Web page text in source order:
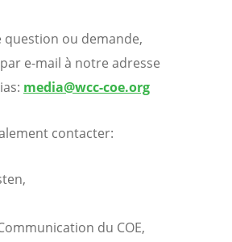
ou demande,
e-mail à notre adresse
media@wcc-coe.org
contacter:
du COE,